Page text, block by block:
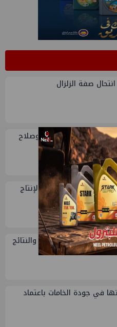
صفة الزلزال
الصعيد ومحمد فؤاد وصلاح
منطقة واعدة لزيادة الإنتاج
حساب الأداء والنتائج
في جودة الخامات باعتماد